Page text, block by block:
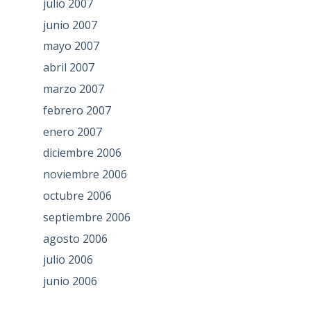
julio 2007
junio 2007
mayo 2007
abril 2007
marzo 2007
febrero 2007
enero 2007
diciembre 2006
noviembre 2006
octubre 2006
septiembre 2006
agosto 2006
julio 2006
junio 2006